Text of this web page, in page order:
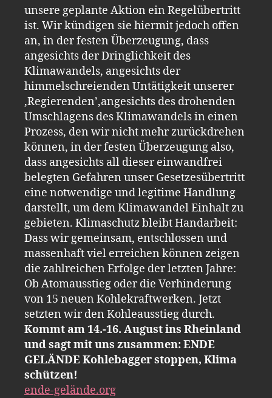
unsere geplante Aktion ein Regelübertritt
ist. Wir kündigen sie hiermit jedoch offen
an, in der festen Überzeugung, dass
angesichts der Dringlichkeit des
Klimawandels, angesichts der
himmelschreienden Untätigkeit unserer
‚Regierenden’,angesichts des drohenden
Umschlagens des Klimawandels in einen
Prozess, den wir nicht mehr zurückdrehen
können, in der festen Überzeugung also,
dass angesichts all dieser einwandfrei
belegten Gefahren unser Gesetzesübertritt
eine notwendige und legitime Handlung
darstellt, um dem Klimawandel Einhalt zu
gebieten. Klimaschutz bleibt Handarbeit:
Dass wir gemeinsam, entschlossen und
massenhaft viel erreichen können zeigen
die zahlreichen Erfolge der letzten Jahre:
Ob Atomausstieg oder die Verhinderung
von 15 neuen Kohlekraftwerken. Jetzt
setzten wir den Kohleausstieg durch.
Kommt am 14.-16. August ins Rheinland
und sagt mit uns zusammen: ENDE
GELÄNDE Kohlebagger stoppen, Klima
schützen!
ende-gelände.org